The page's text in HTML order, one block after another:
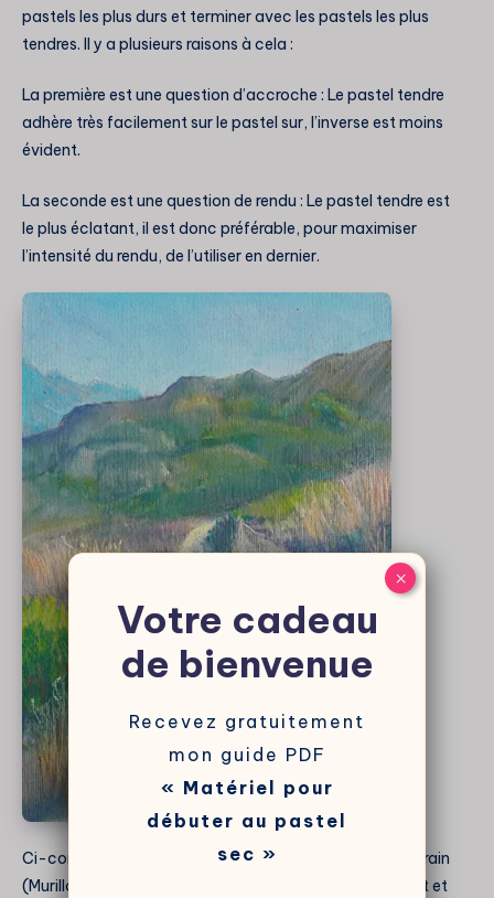
pastels les plus durs et terminer avec les pastels les plus
tendres. Il y a plusieurs raisons à cela :
La première est une question d’accroche : Le pastel tendre
adhère très facilement sur le pastel sur, l’inverse est moins
évident.
La seconde est une question de rendu : Le pastel tendre est
le plus éclatant, il est donc préférable, pour maximiser
l’intensité du rendu, de l’utiliser en dernier.
Ci-contre, j’ai tenté de faire ce sentier sur un papier à grain
(Murillo) avec des pastels d’entrée de gamme (I love Art et
Votre cadeau
de bienvenue
Recevez gratuitement
mon guide PDF
« Matériel pour
débuter au pastel
sec »
×